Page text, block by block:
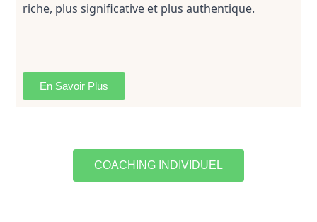
riche, plus significative et plus authentique.
En Savoir Plus
COACHING INDIVIDUEL